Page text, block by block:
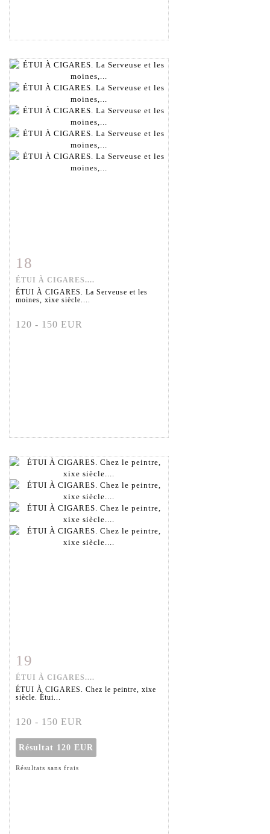
Fiche détaillée
18
ÉTUI À CIGARES....
ÉTUI À CIGARES. La Serveuse et les
moines, xixe siècle....
120 - 150 EUR
Fiche détaillée
19
ÉTUI À CIGARES....
ÉTUI À CIGARES. Chez le peintre, xixe
siècle. Étui...
120 - 150 EUR
Résultat 120 EUR
Résultats sans frais